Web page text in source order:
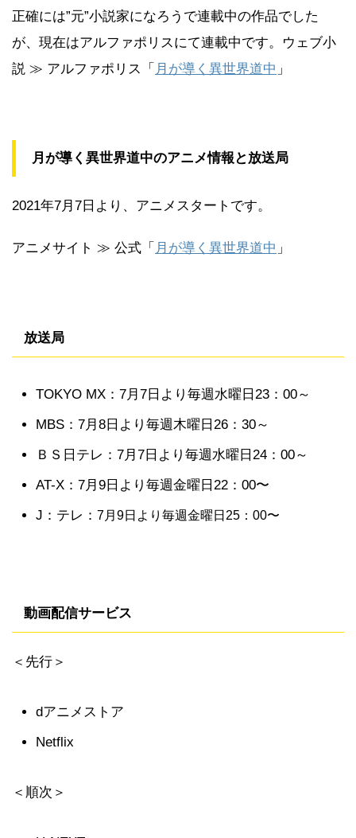
正確には”元”小説家になろうで連載中の作品でした
が、現在はアルファポリスにて連載中です。ウェブ小
説 ≫ アルファポリス「 月が導く異世界道中 」
月が導く異世界道中のアニメ情報と放送局
2021年7月7日より、アニメスタートです。
アニメサイト ≫ 公式「 月が導く異世界道中 」
放送局
TOKYO MX：7月7日より毎週水曜日23：00～
MBS：7月8日より毎週木曜日26：30～
ＢＳ日テレ：7月7日より毎週水曜日24：00～
AT-X：7月9日より毎週金曜日22：00〜
J：テレ： 7月9日より毎週金曜日25：00〜
動画配信サービス
＜先行＞
dアニメストア
Netflix
＜順次＞